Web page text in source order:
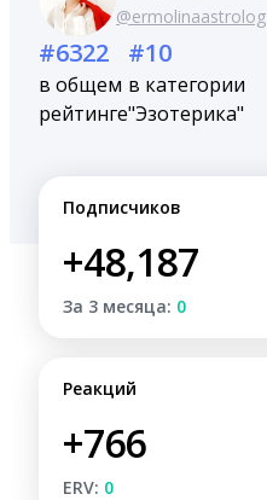
@ermolinaastrolog
#6322
в общем
рейтинге
#10
в категории
"Эзотерика"
Подписчиков
+48,187
За 3 месяца: 0
Реакций
+766
ERV: 0